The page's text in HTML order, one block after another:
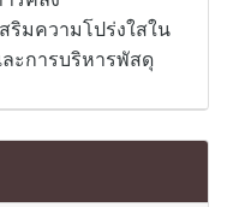
ริมความโปร่งใสใน
ะการบริหารพัสดุ